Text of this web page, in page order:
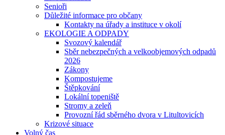
Senioři
Důležité informace pro občany
Kontakty na úřady a instituce v okolí
EKOLOGIE A ODPADY
Svozový kalendář
Sběr nebezpečných a velkoobjemových odpadů
2026
Zákony
Kompostujeme
Štěpkování
Lokální topeniště
Stromy a zeleň
Provozní řád sběrného dvora v Litultovicích
Krizové situace
Volný čas